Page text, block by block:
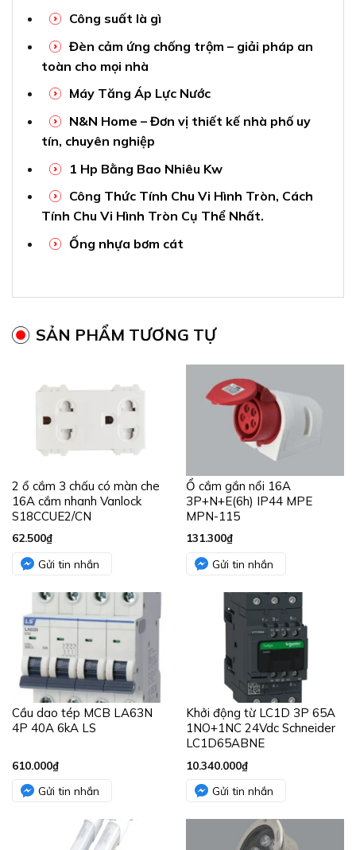
Công suất là gì
Đèn cảm ứng chống trộm – giải pháp an
toàn cho mọi nhà
Máy Tăng Áp Lực Nước
N&N Home – Đơn vị thiết kế nhà phố uy
tín, chuyên nghiệp
1 Hp Bằng Bao Nhiêu Kw
Công Thức Tính Chu Vi Hình Tròn, Cách
Tính Chu Vi Hình Tròn Cụ Thể Nhất.
Ống nhựa bơm cát
SẢN PHẨM TƯƠNG TỰ
2 ổ cắm 3 chấu có màn che
16A cắm nhanh Vanlock
S18CCUE2/CN
62.500₫
Gửi tin nhắn
Ổ cắm gắn nổi 16A
3P+N+E(6h) IP44 MPE
MPN-115
131.300₫
Gửi tin nhắn
Cầu dao tép MCB LA63N
4P 40A 6kA LS
610.000₫
Gửi tin nhắn
Khởi động từ LC1D 3P 65A
1NO+1NC 24Vdc Schneider
LC1D65ABNE
10.340.000₫
Gửi tin nhắn